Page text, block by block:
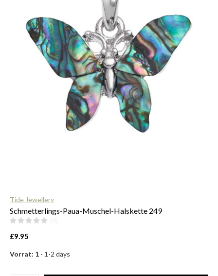
Tide Jewellery
Schmetterlings-Paua-Muschel-Halskette 249
£9.95
Vorrat: 1 - 1-2 days